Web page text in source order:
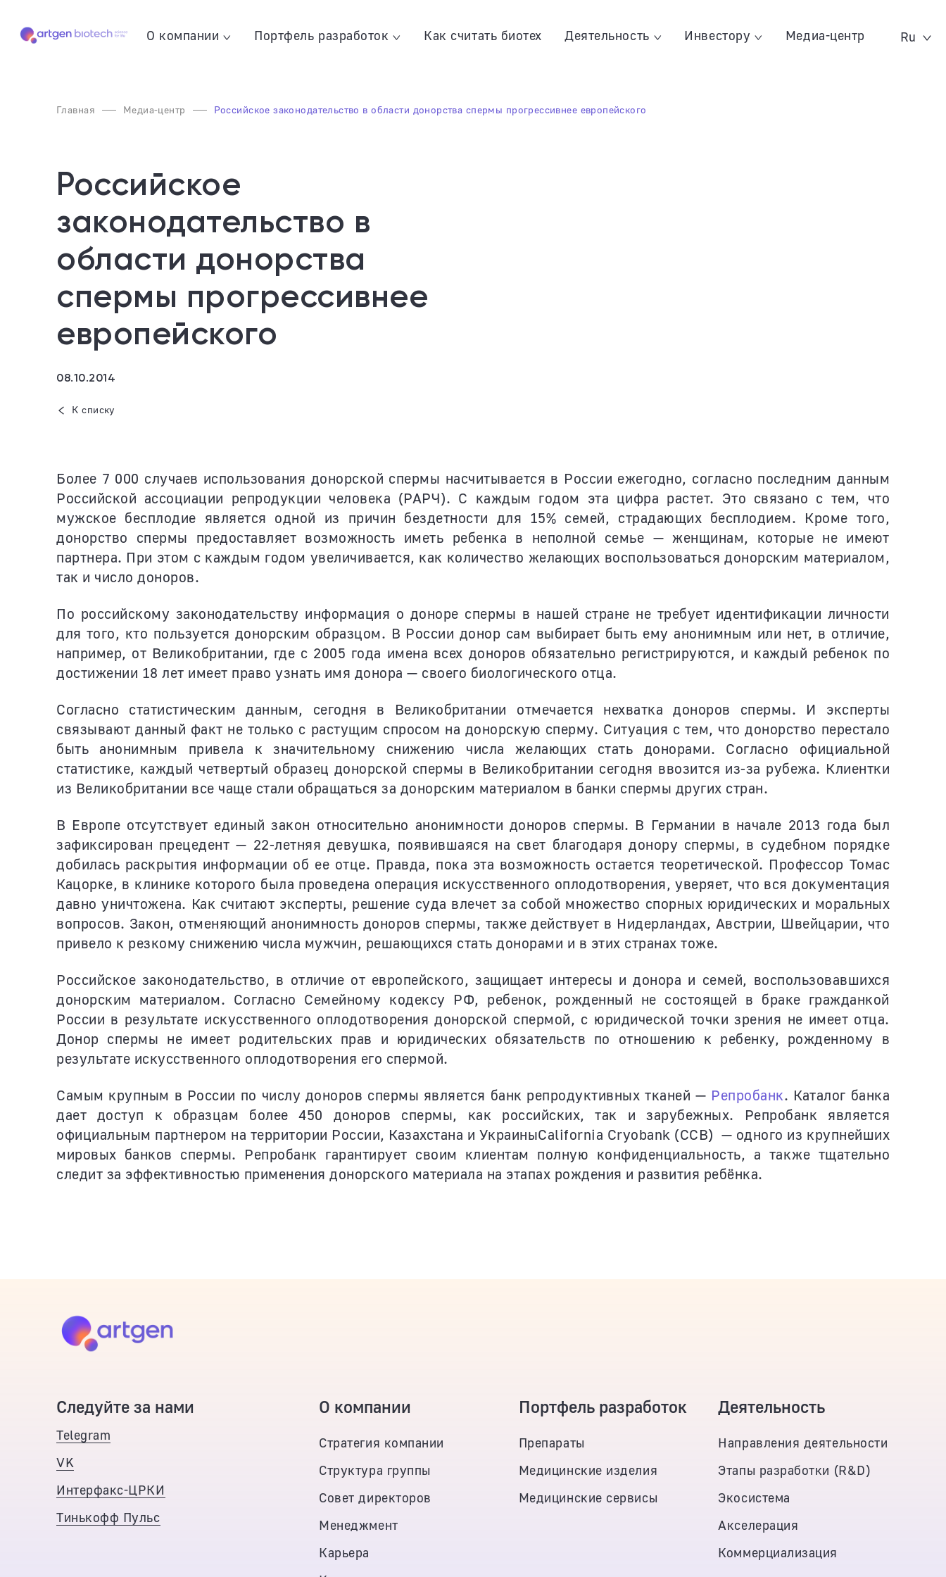
О компании Портфель разработок Как считать биотех Деятельность Инвестору Медиа-центр Ru
Главная Медиа-центр Российское законодательство в области донорства спермы прогрессивнее европейского
Российское
законодательство в
области донорства
спермы прогрессивнее
европейского
08.10.2014
К списку
Более 7 000 случаев использования донорской спермы насчитывается в России ежегодно, согласно последним данным
Российской ассоциации репродукции человека (РАРЧ). С каждым годом эта цифра растет. Это связано с тем, что
мужское бесплодие является одной из причин бездетности для 15% семей, страдающих бесплодием. Кроме того,
донорство спермы предоставляет возможность иметь ребенка в неполной семье — женщинам, которые не имеют
партнера. При этом с каждым годом увеличивается, как количество желающих воспользоваться донорским материалом,
так и число доноров.
По российскому законодательству информация о доноре спермы в нашей стране не требует идентификации личности
для того, кто пользуется донорским образцом. В России донор сам выбирает быть ему анонимным или нет, в отличие,
например, от Великобритании, где с 2005 года имена всех доноров обязательно регистрируются, и каждый ребенок по
достижении 18 лет имеет право узнать имя донора — своего биологического отца.
Согласно статистическим данным, сегодня в Великобритании отмечается нехватка доноров спермы. И эксперты
связывают данный факт не только с растущим спросом на донорскую сперму. Ситуация с тем, что донорство перестало
быть анонимным привела к значительному снижению числа желающих стать донорами. Согласно официальной
статистике, каждый четвертый образец донорской спермы в Великобритании сегодня ввозится из-за рубежа. Клиентки
из Великобритании все чаще стали обращаться за донорским материалом в банки спермы других стран.
В Европе отсутствует единый закон относительно анонимности доноров спермы. В Германии в начале 2013 года был
зафиксирован прецедент — 22-летняя девушка, появившаяся на свет благодаря донору спермы, в судебном порядке
добилась раскрытия информации об ее отце. Правда, пока эта возможность остается теоретической. Профессор Томас
Кацорке, в клинике которого была проведена операция искусственного оплодотворения, уверяет, что вся документация
давно уничтожена. Как считают эксперты, решение суда влечет за собой множество спорных юридических и моральных
вопросов. Закон, отменяющий анонимность доноров спермы, также действует в Нидерландах, Австрии, Швейцарии, что
привело к резкому снижению числа мужчин, решающихся стать донорами и в этих странах тоже.
Российское законодательство, в отличие от европейского, защищает интересы и донора и семей, воспользовавшихся
донорским материалом. Согласно Семейному кодексу РФ, ребенок, рожденный не состоящей в браке гражданкой
России в результате искусственного оплодотворения донорской спермой, с юридической точки зрения не имеет отца.
Донор спермы не имеет родительских прав и юридических обязательств по отношению к ребенку, рожденному в
результате искусственного оплодотворения его спермой.
Самым крупным в России по числу доноров спермы является банк репродуктивных тканей — Репробанк. Каталог банка
дает доступ к образцам более 450 доноров спермы, как российских, так и зарубежных. Репробанк является
официальным партнером на территории России, Казахстана и УкраиныCalifornia Cryobank (CCB) — одного из крупнейших
мировых банков спермы. Репробанк гарантирует своим клиентам полную конфиденциальность, а также тщательно
следит за эффективностью применения донорского материала на этапах рождения и развития ребёнка.
Следуйте за нами
Telegram
VK
Интерфакс-ЦРКИ
Тинькофф Пульс
О компании
Стратегия компании
Структура группы
Совет директоров
Менеджмент
Карьера
Портфель разработок
Препараты
Медицинские изделия
Медицинские сервисы
Деятельность
Направления деятельности
Этапы разработки (R&D)
Экосистема
Акселерация
Коммерциализация